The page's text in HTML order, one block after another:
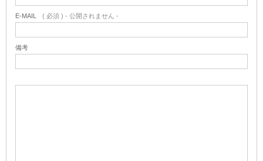
E-MAIL ( 必須 ) - 公開されません -
備考